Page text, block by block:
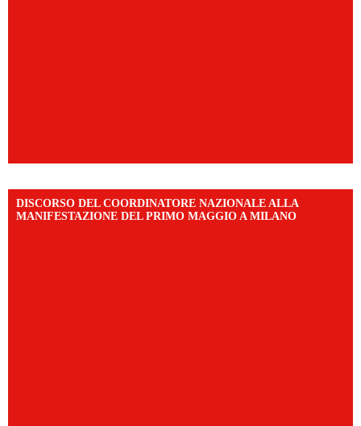
DISCORSO DEL COORDINATORE NAZIONALE ALLA
MANIFESTAZIONE DEL PRIMO MAGGIO A MILANO